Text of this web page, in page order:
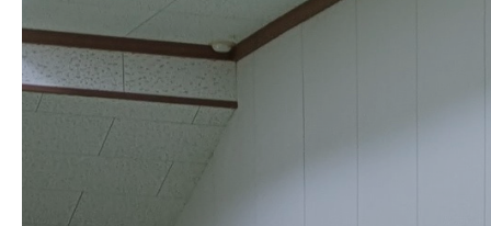
よくあるご質問
合気道って何？
佐賀合気会の特長